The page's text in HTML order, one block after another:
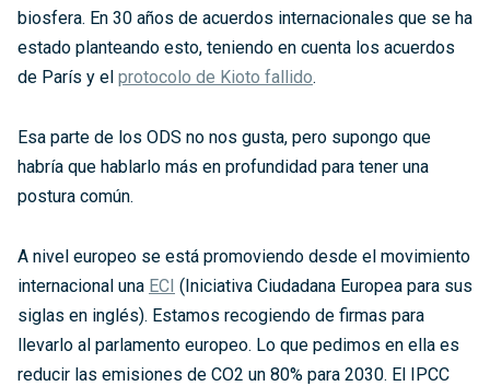
biosfera. En 30 años de acuerdos internacionales que se ha
estado planteando esto, teniendo en cuenta los acuerdos
de París y el protocolo de Kioto fallido.
Esa parte de los ODS no nos gusta, pero supongo que
habría que hablarlo más en profundidad para tener una
postura común.
A nivel europeo se está promoviendo desde el movimiento
internacional una ECI (Iniciativa Ciudadana Europea para sus
siglas en inglés). Estamos recogiendo de firmas para
llevarlo al parlamento europeo. Lo que pedimos en ella es
reducir las emisiones de CO2 un 80% para 2030. El IPCC